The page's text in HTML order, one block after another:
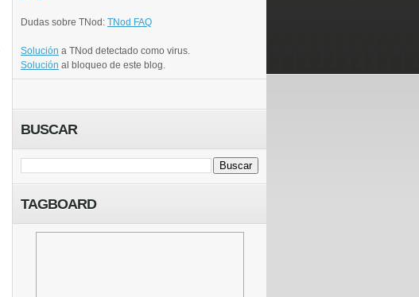
Dudas sobre TNod: TNod FAQ
Solución a TNod detectado como virus.
Solución al bloqueo de este blog.
BUSCAR
TAGBOARD